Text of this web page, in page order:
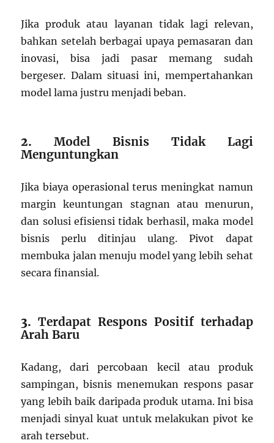
Jika produk atau layanan tidak lagi relevan,
bahkan setelah berbagai upaya pemasaran dan
inovasi, bisa jadi pasar memang sudah
bergeser. Dalam situasi ini, mempertahankan
model lama justru menjadi beban.
2.Model Bisnis Tidak Lagi
Menguntungkan
Jika biaya operasional terus meningkat namun
margin keuntungan stagnan atau menurun,
dan solusi efisiensi tidak berhasil, maka model
bisnis perlu ditinjau ulang. Pivot dapat
membuka jalan menuju model yang lebih sehat
secara finansial.
3.Terdapat Respons Positif terhadap
Arah Baru
Kadang, dari percobaan kecil atau produk
sampingan, bisnis menemukan respons pasar
yang lebih baik daripada produk utama. Ini bisa
menjadi sinyal kuat untuk melakukan pivot ke
arah tersebut.